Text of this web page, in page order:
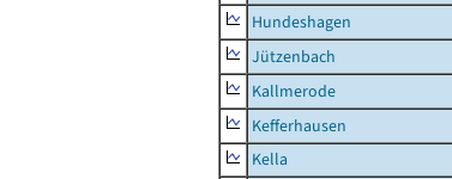
Hundeshagen
Jützenbach
Kallmerode
Kefferhausen
Kella